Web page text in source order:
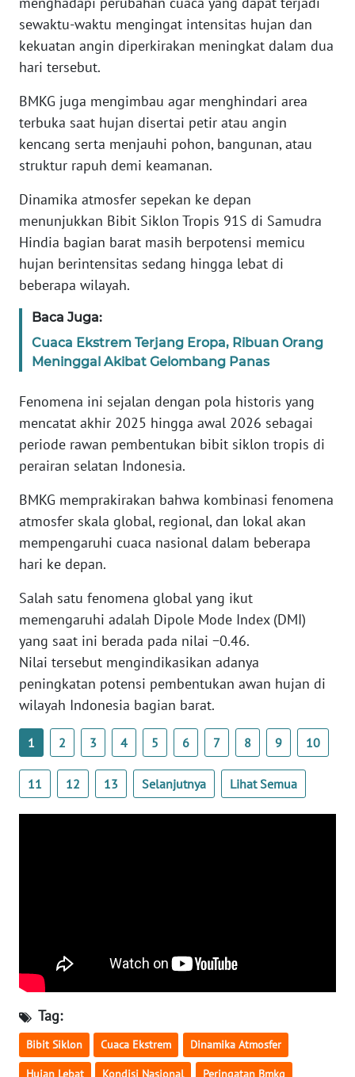
sewaktu-waktu mengingat intensitas hujan dan
kekuatan angin diperkirakan meningkat dalam dua
hari tersebut.
BMKG juga mengimbau agar menghindari area
terbuka saat hujan disertai petir atau angin
kencang serta menjauhi pohon, bangunan, atau
struktur rapuh demi keamanan.
Dinamika atmosfer sepekan ke depan
menunjukkan Bibit Siklon Tropis 91S di Samudra
Hindia bagian barat masih berpotensi memicu
hujan berintensitas sedang hingga lebat di
beberapa wilayah.
Baca Juga:
Cuaca Ekstrem Terjang Eropa, Ribuan Orang
Meninggal Akibat Gelombang Panas
Fenomena ini sejalan dengan pola historis yang
mencatat akhir 2025 hingga awal 2026 sebagai
periode rawan pembentukan bibit siklon tropis di
perairan selatan Indonesia.
BMKG memprakirakan bahwa kombinasi fenomena
atmosfer skala global, regional, dan lokal akan
mempengaruhi cuaca nasional dalam beberapa
hari ke depan.
Salah satu fenomena global yang ikut
memengaruhi adalah Dipole Mode Index (DMI)
yang saat ini berada pada nilai −0.46.
Nilai tersebut mengindikasikan adanya
peningkatan potensi pembentukan awan hujan di
wilayah Indonesia bagian barat.
1 2 3 4 5 6 7 8 9 10
11 12 13 Selanjutnya Lihat Semua
Tag:
Bibit Siklon Cuaca Ekstrem Dinamika Atmosfer
Hujan Lebat Kondisi Nasional Peringatan Bmkg
REDAKSI
KARIR
Wahana
News
Regional
WN
SUMUT
WN
JAKARTA
WN
JABAR
BANTEN
WN
WN
KEPRI
WN
PAPUA
WN
BARAT
WN
RIAU
WN
WN
SULBAR